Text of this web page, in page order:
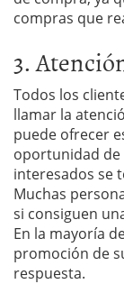
compras que
3.
Todos los
llamar la
puede ofrecer
oportunidad de
interesados se
Muchas
si consiguen
En la mayoría
promoción de
respuesta.